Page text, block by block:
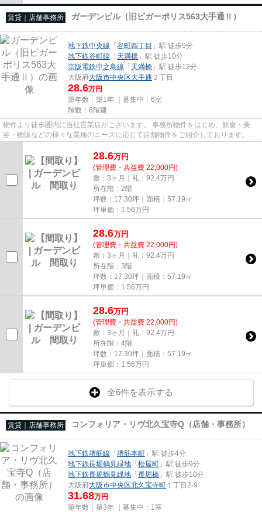
賃貸｜店舗事務所 ガーデンビル（旧ビガーポリス563大手通Ⅱ）
地下鉄中央線 「谷町四丁目 」駅 徒歩9分
地下鉄谷町線 「天満橋 」駅 徒歩10分
京阪電鉄中之島線 「天満橋 」駅 徒歩12分
大阪府大阪市中央区大手通 ２丁目
28.6万円
築年数：築1年 ｜募集中： 6室
階数：8階建
物件より徒歩圏内に当社営業店がございます。 事務所物件をはじめ、飲食・美
容・物販などの様々な業種のニーズに応じて店舗物件をご紹介しております。
尚、弊社ではおとり広告は一切...
28.6万円
(管理費・共益費 22,000円)
敷：3ヶ月｜礼：92.4万円
所在階：2階
坪数：17.30坪｜面積：57.19㎡
坪単価： 1.56万円
28.6万円
(管理費・共益費 22,000円)
敷：3ヶ月｜礼：92.4万円
所在階：3階
坪数：17.30坪｜面積：57.19㎡
坪単価： 1.56万円
28.6万円
(管理費・共益費 22,000円)
敷：3ヶ月｜礼：92.4万円
所在階：4階
坪数：17.30坪｜面積：57.19㎡
坪単価： 1.56万円
全6件を表示する
賃貸｜店舗事務所 コンフォリア・リヴ北久宝寺Q（店舗・事務所）
地下鉄堺筋線 「堺筋本町 」駅 徒歩4分
地下鉄長堀鶴見緑地 「松屋町 」駅 徒歩9分
地下鉄長堀鶴見緑地 「長堀橋 」駅 徒歩10分
大阪府大阪市中央区北久宝寺町 １丁目2-9
31.68万円
築年数：築3年 ｜募集中： 1室